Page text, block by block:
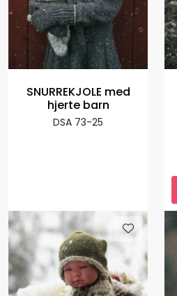
SNURREKJOLE med
hjerte barn
DSA 73-25